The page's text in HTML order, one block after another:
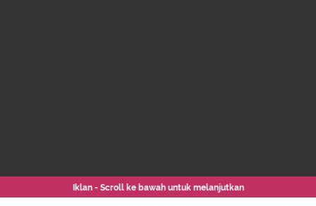
Iklan - Scroll ke bawah untuk melanjutkan